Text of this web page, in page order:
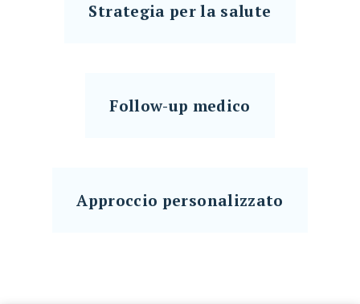
Strategia per la salute
Follow-up medico
Approccio personalizzato